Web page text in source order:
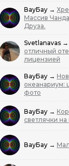
ВауБау →
Массив
Друза.
Svetlanavas →
отличный
лицензией
ВауБау →
океанариум:
фото
ВауБау →
светлячки на
ВауБау →